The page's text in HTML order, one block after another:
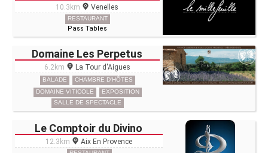
10.3km Venelles
RESTAURANT
Pass Tables
Domaine Les Perpetus
6.2km La Tour d'Aigues
BALADE
CHAMBRE D'HÔTES
DOMAINE VITICOLE
EXPOSITION
SALLE DE SPECTACLE
Le Comptoir du Divino
12.3km Aix En Provence